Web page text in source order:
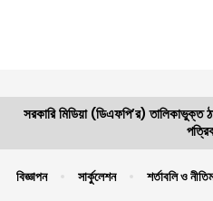
সরকারি মিডিয়া (ডিএফপি’র)
বিজ্ঞাপন সার্কুলেশন শর্তাবলি ও